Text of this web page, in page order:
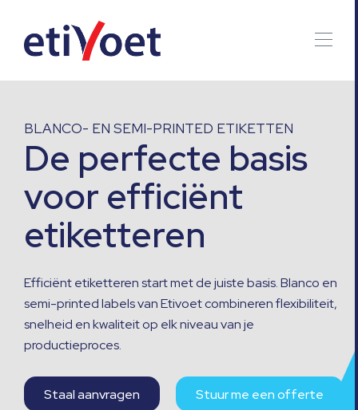
BLANCO- EN SEMI-PRINTED ETIKETTEN
De perfecte basis
voor efficiënt
etiketteren
Efficiënt etiketteren start met de juiste basis. Blanco en
semi-printed labels van Etivoet combineren flexibiliteit,
snelheid en kwaliteit op elk niveau van je
productieproces.
Staal aanvragen Stuur me een offerte